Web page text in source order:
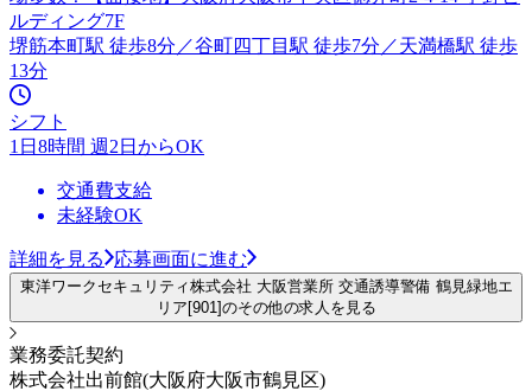
ルディング7F
堺筋本町駅 徒歩8分／谷町四丁目駅 徒歩7分／天満橋駅 徒歩
13分
シフト
1日8時間 週2日からOK
交通費支給
未経験OK
詳細を見る 応募画面に進む
東洋ワークセキュリティ株式会社 大阪営業所 交通誘導警備 鶴見緑地エ
リア[901]のその他の求人を見る
業務委託契約
株式会社出前館(大阪府大阪市鶴見区)